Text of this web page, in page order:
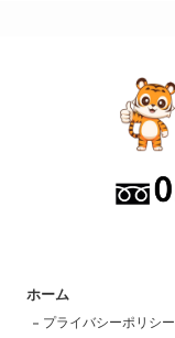
ホーム
プライバシーポリシー